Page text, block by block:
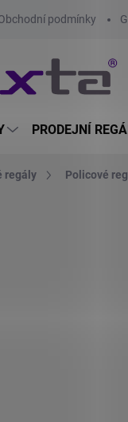
podmínky
PRODEJNÍ
regály Policové